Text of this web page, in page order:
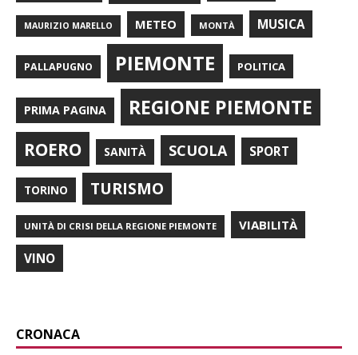
MAURIZIO MARELLO METEO MONTÀ MUSICA
PALLAPUGNO PIEMONTE POLITICA
PRIMA PAGINA REGIONE PIEMONTE
ROERO SANITÀ SCUOLA SPORT
TORINO TURISMO
UNITÀ DI CRISI DELLA REGIONE PIEMONTE VIABILITÀ
VINO
CRONACA